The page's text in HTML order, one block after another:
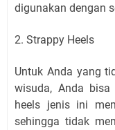
digunakan dengan
2. Strappy Heels
Untuk Anda yang
wisuda, Anda bisa
heels jenis ini
sehingga tidak